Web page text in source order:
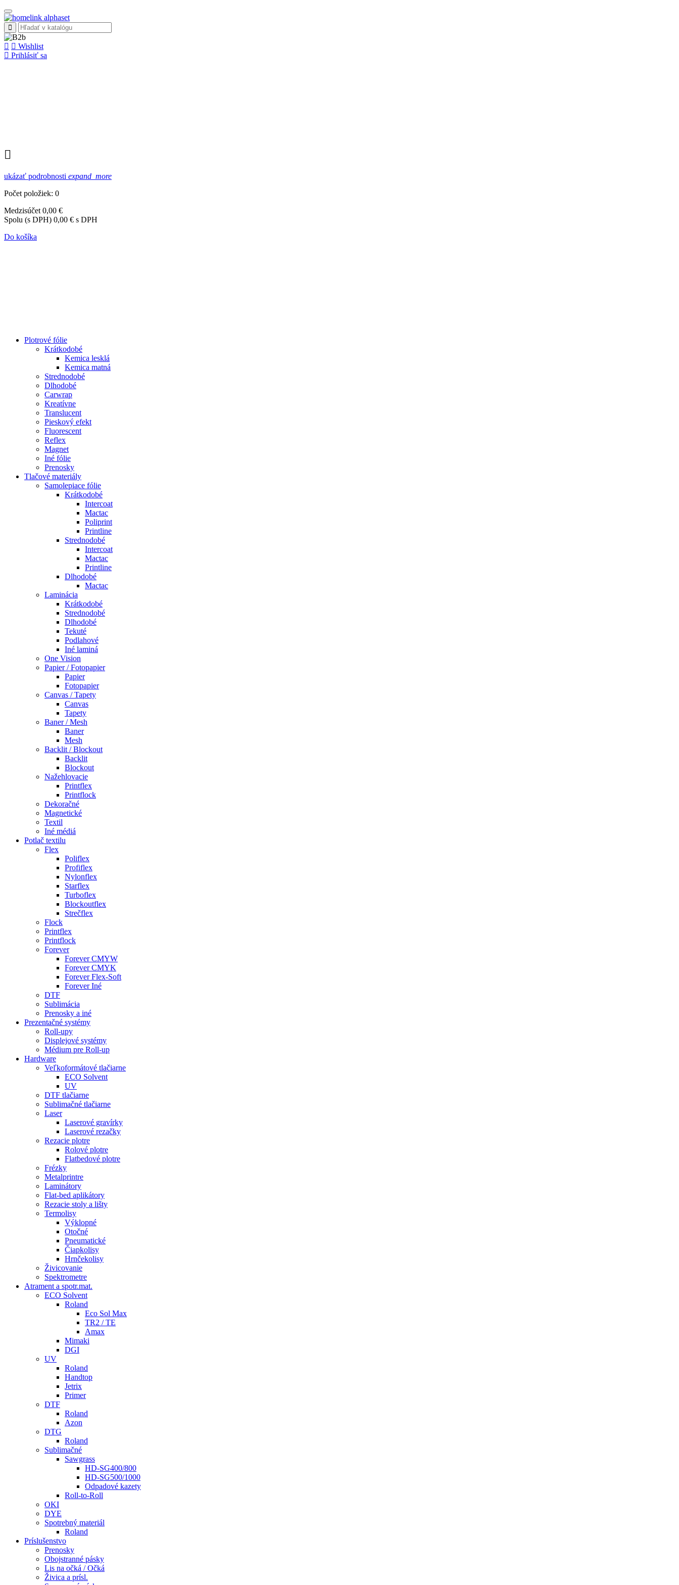
Wishlist
Prihlásiť sa
ukázať podrobnosti expand_more
Počet položiek: 0
Medzisúčet 0,00 €
Spolu (s DPH) 0,00 € s DPH
Do košíka
Plotrové fólie
Krátkodobé
Kemica lesklá
Kemica matná
Strednodobé
Dlhodobé
Carwrap
Kreatívne
Translucent
Pieskový efekt
Fluorescent
Reflex
Magnet
Iné fólie
Prenosky
Tlačové materiály
Samolepiace fólie
Krátkodobé
Intercoat
Mactac
Poliprint
Printline
Strednodobé
Intercoat
Mactac
Printline
Dlhodobé
Mactac
Laminácia
Krátkodobé
Strednodobé
Dlhodobé
Tekuté
Podlahové
Iné laminá
One Vision
Papier / Fotopapier
Papier
Fotopapier
Canvas / Tapety
Canvas
Tapety
Baner / Mesh
Baner
Mesh
Backlit / Blockout
Backlit
Blockout
Nažehlovacie
Printflex
Printflock
Dekoračné
Magnetické
Textil
Iné médiá
Potlač textilu
Flex
Poliflex
Profiflex
Nylonflex
Starflex
Turboflex
Blockoutflex
Strečflex
Flock
Printflex
Printflock
Forever
Forever CMYW
Forever CMYK
Forever Flex-Soft
Forever Iné
DTF
Sublimácia
Prenosky a iné
Prezentačné systémy
Roll-upy
Displejové systémy
Médium pre Roll-up
Hardware
Veľkoformátové tlačiarne
ECO Solvent
UV
DTF tlačiarne
Sublimačné tlačiarne
Laser
Laserové gravírky
Laserové rezačky
Rezacie plotre
Rolové plotre
Flatbedové plotre
Frézky
Metalprintre
Laminátory
Flat-bed aplikátory
Rezacie stoly a lišty
Termolisy
Výklopné
Otočné
Pneumatické
Čiapkolisy
Hrnčekolisy
Živicovanie
Spektrometre
Atrament a spotr.mat.
ECO Solvent
Roland
Eco Sol Max
TR2 / TE
Amax
Mimaki
DGI
UV
Roland
Handtop
Jetrix
Primer
DTF
Roland
Azon
DTG
Roland
Sublimačné
Sawgrass
HD-SG400/800
HD-SG500/1000
Odpadové kazety
Roll-to-Roll
OKI
DYE
Spotrebný materiál
Roland
Príslušenstvo
Prenosky
Obojstranné pásky
Lis na očká / Očká
Živica a prísl.